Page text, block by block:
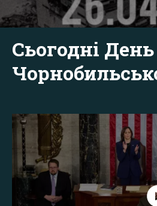
Сьогодні